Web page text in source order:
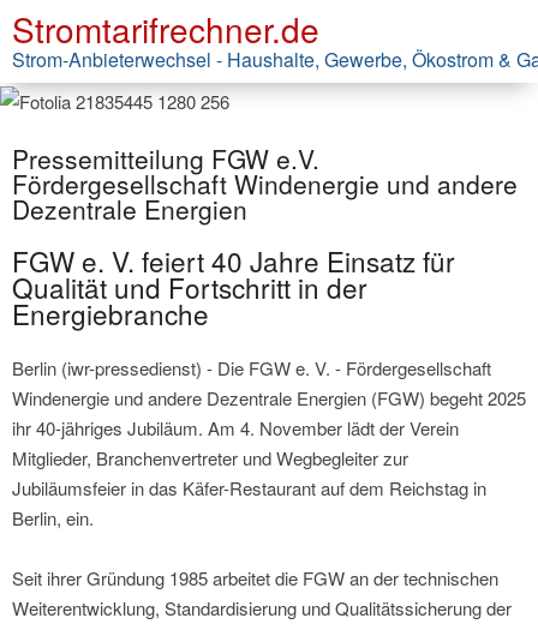
Stromtarifrechner.de
Strom-Anbieterwechsel - Haushalte, Gewerbe, Ökostrom &
Pressemitteilung FGW e.V.
Fördergesellschaft Windenergie und andere
Dezentrale Energien
FGW e. V. feiert 40 Jahre Einsatz für
Qualität und Fortschritt in der
Energiebranche
Berlin (iwr-pressedienst) - Die FGW e. V. - Fördergesellschaft
Windenergie und andere Dezentrale Energien (FGW) begeht 2025
ihr 40-jähriges Jubiläum. Am 4. November lädt der Verein
Mitglieder, Branchenvertreter und Wegbegleiter zur
Jubiläumsfeier in das Käfer-Restaurant auf dem Reichstag in
Berlin, ein.
Seit ihrer Gründung 1985 arbeitet die FGW an der technischen
Weiterentwicklung, Standardisierung und Qualitätssicherung der